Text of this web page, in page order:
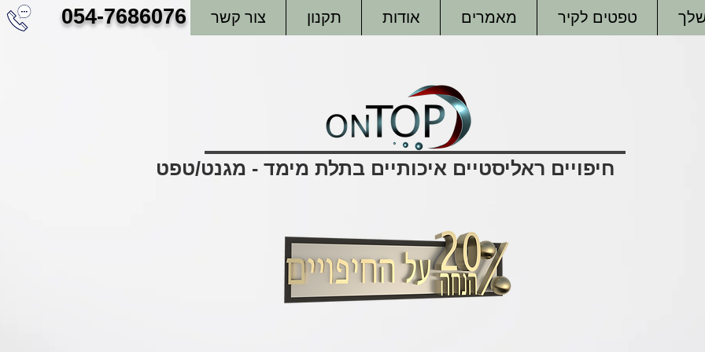
חיפויים ראליסטיים איכותיים בתלת מימד - מגנט/טפט
צור קשר תקנון אודות מאמרים טפטים לקיר 054-7686076